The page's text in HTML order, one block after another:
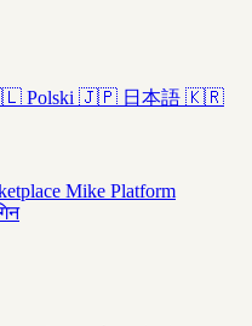
Polski 🇯🇵 日本語 🇰🇷
Mike Platform